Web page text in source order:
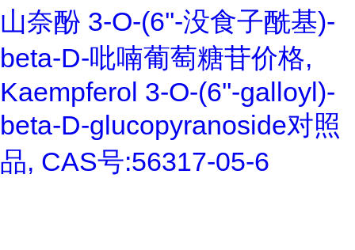
山奈酚 3-O-(6''-没食子酰基)-
beta-D-吡喃葡萄糖苷价格,
Kaempferol 3-O-(6''-galloyl)-
beta-D-glucopyranoside对照
品, CAS号:56317-05-6